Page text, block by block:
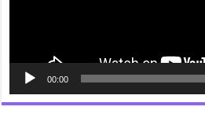
00:00